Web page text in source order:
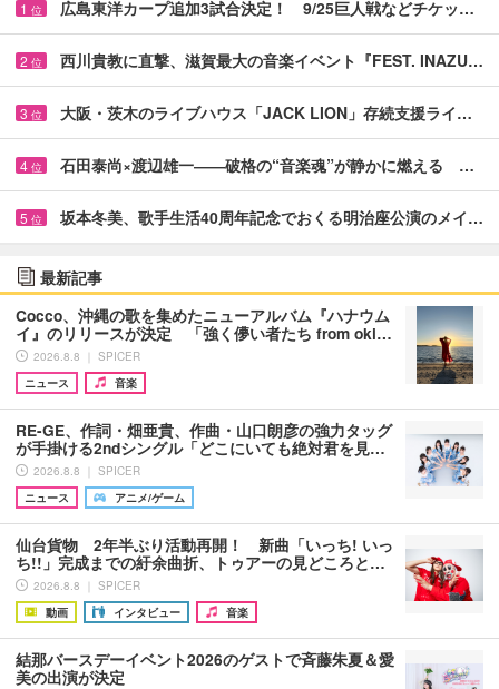
1 位 広島東洋カープ追加3試合決定！ 9/25巨人戦などチケッ…
2 位 西川貴教に直撃、滋賀最大の音楽イベント『FEST. INAZU…
3 位 大阪・茨木のライブハウス「JACK LION」存続支援ライ…
4 位 石田泰尚×渡辺雄一――破格の“音楽魂”が静かに燃える …
5 位 坂本冬美、歌手生活40周年記念でおくる明治座公演のメイ…
最新記事
Cocco、沖縄の歌を集めたニューアルバム『ハナウム
イ』のリリースが決定 「強く儚い者たち from oki…
2026.8.8 ｜ SPICER
ニュース
音楽
RE-GE、作詞・畑亜貴、作曲・山口朗彦の強力タッグ
が手掛ける2ndシングル「どこにいても絶対君を見…
2026.8.8 ｜ SPICER
ニュース
アニメ/ゲーム
仙台貨物 2年半ぶり活動再開！ 新曲「いっち! いっ
ち!!」完成までの紆余曲折、トゥアーの見どころと…
2026.8.8 ｜ SPICER
動画
インタビュー 音楽
結那バースデーイベント2026のゲストで斉藤朱夏＆愛
美の出演が決定